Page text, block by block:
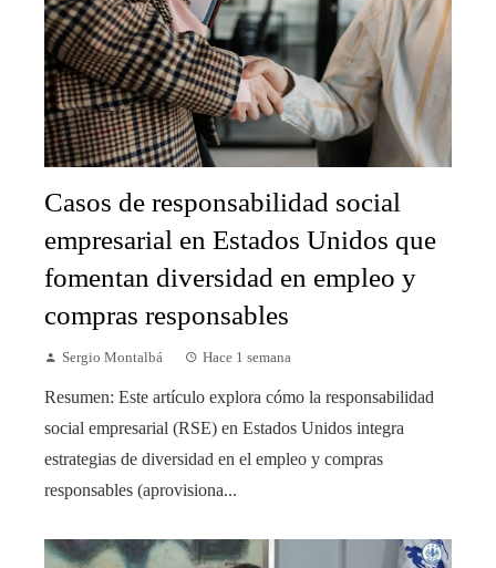
Casos de responsabilidad social
empresarial en Estados Unidos que
fomentan diversidad en empleo y
compras responsables
Sergio Montalbá Hace 1 semana
Resumen: Este artículo explora cómo la responsabilidad
social empresarial (RSE) en Estados Unidos integra
estrategias de diversidad en el empleo y compras
responsables (aprovisiona...